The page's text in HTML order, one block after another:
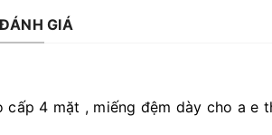
GIÁ
4 mặt , miếng đệm dày cho a e